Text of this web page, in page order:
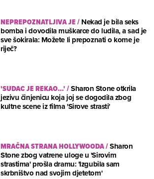
NEPREPOZNATLJIVA JE/Nekad je bila seks
bomba i dovodila muškarce do ludila, a sad je
sve šokirala: Možete li prepoznati o kome je
riječ?
'SUDAC JE REKAO...'/Sharon Stone otkrila
jezivu činjenicu koja joj se dogodila zbog
kultne scene iz filma 'Sirove strasti'
MRAČNA STRANA HOLLYWOODA/Sharon
Stone zbog vatrene uloge u 'Sirovim
strastima' prošla dramu: 'Izgubila sam
skrbništvo nad svojim djetetom'